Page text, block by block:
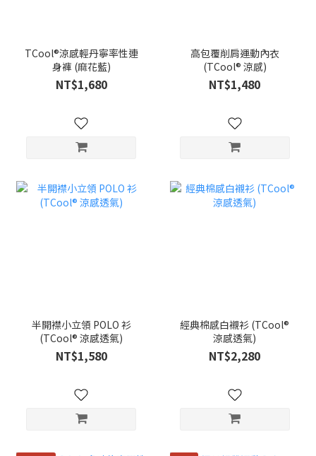
TCool®涼感輕丹寧率性連
身褲 (麻花藍)
NT$1,680
高包覆削肩運動內衣
(TCool® 涼感)
NT$1,480
半開襟小立領 POLO 衫
(TCool® 涼感透氣)
NT$1,580
經典棉感白襯衫 (TCool®
涼感透氣)
NT$2,280